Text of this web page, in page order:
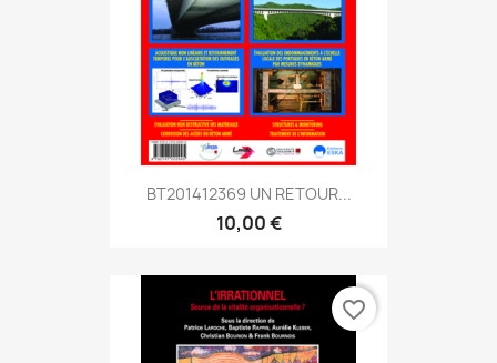
BT201412369 UN RETOUR...
10,00 €
favorite_border